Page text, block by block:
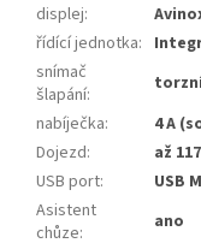
displej:
řídící jednotka:
snímač
šlapání:
nabíječka:
4 A
Dojezd:
až
USB port:
USB
Asistent
chůze:
ano